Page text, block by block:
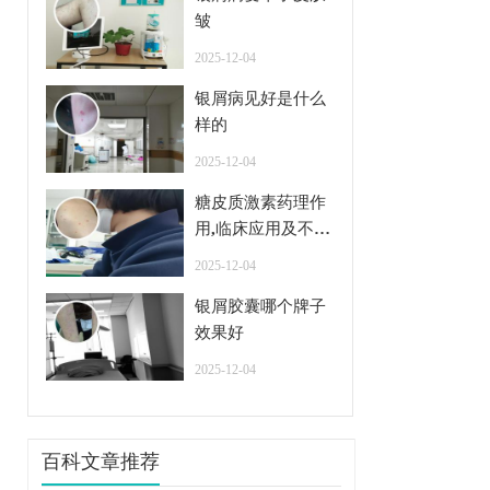
皱
2025-12-04
银屑病见好是什么
样的
2025-12-04
糖皮质激素药理作
用,临床应用及不良
2025-12-04
银屑胶囊哪个牌子
效果好
2025-12-04
百科文章推荐